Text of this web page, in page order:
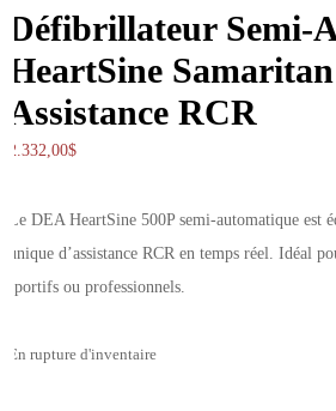
Défibrillateur Semi-
HeartSine Samaritan
Assistance RCR
2.332,00$
Le DEA HeartSine 500P semi-automatique est
unique d’assistance RCR en temps réel. Idéal
sportifs ou professionnels.
En rupture d'inventaire